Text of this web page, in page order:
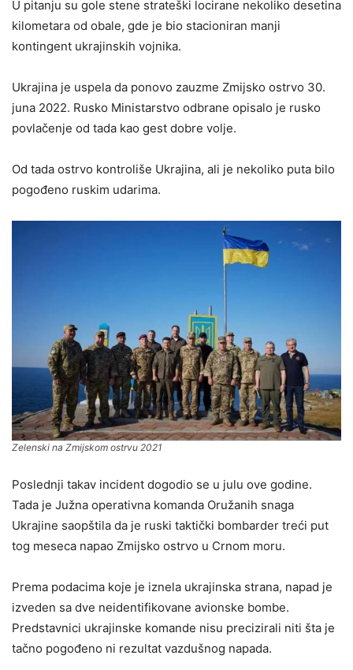
U pitanju su gole stene strateški locirane nekoliko desetina
kilometara od obale, gde je bio stacioniran manji
kontingent ukrajinskih vojnika.
Ukrajina je uspela da ponovo zauzme Zmijsko ostrvo 30.
juna 2022. Rusko Ministarstvo odbrane opisalo je rusko
povlačenje od tada kao gest dobre volje.
Od tada ostrvo kontroliše Ukrajina, ali je nekoliko puta bilo
pogođeno ruskim udarima.
Zelenski na Zmijskom ostrvu 2021
Poslednji takav incident dogodio se u julu ove godine.
Tada je Južna operativna komanda Oružanih snaga
Ukrajine saopštila da je ruski taktički bombarder treći put
tog meseca napao Zmijsko ostrvo u Crnom moru.
Prema podacima koje je iznela ukrajinska strana, napad je
izveden sa dve neidentifikovane avionske bombe.
Predstavnici ukrajinske komande nisu precizirali niti šta je
tačno pogođeno ni rezultat vazdušnog napada.